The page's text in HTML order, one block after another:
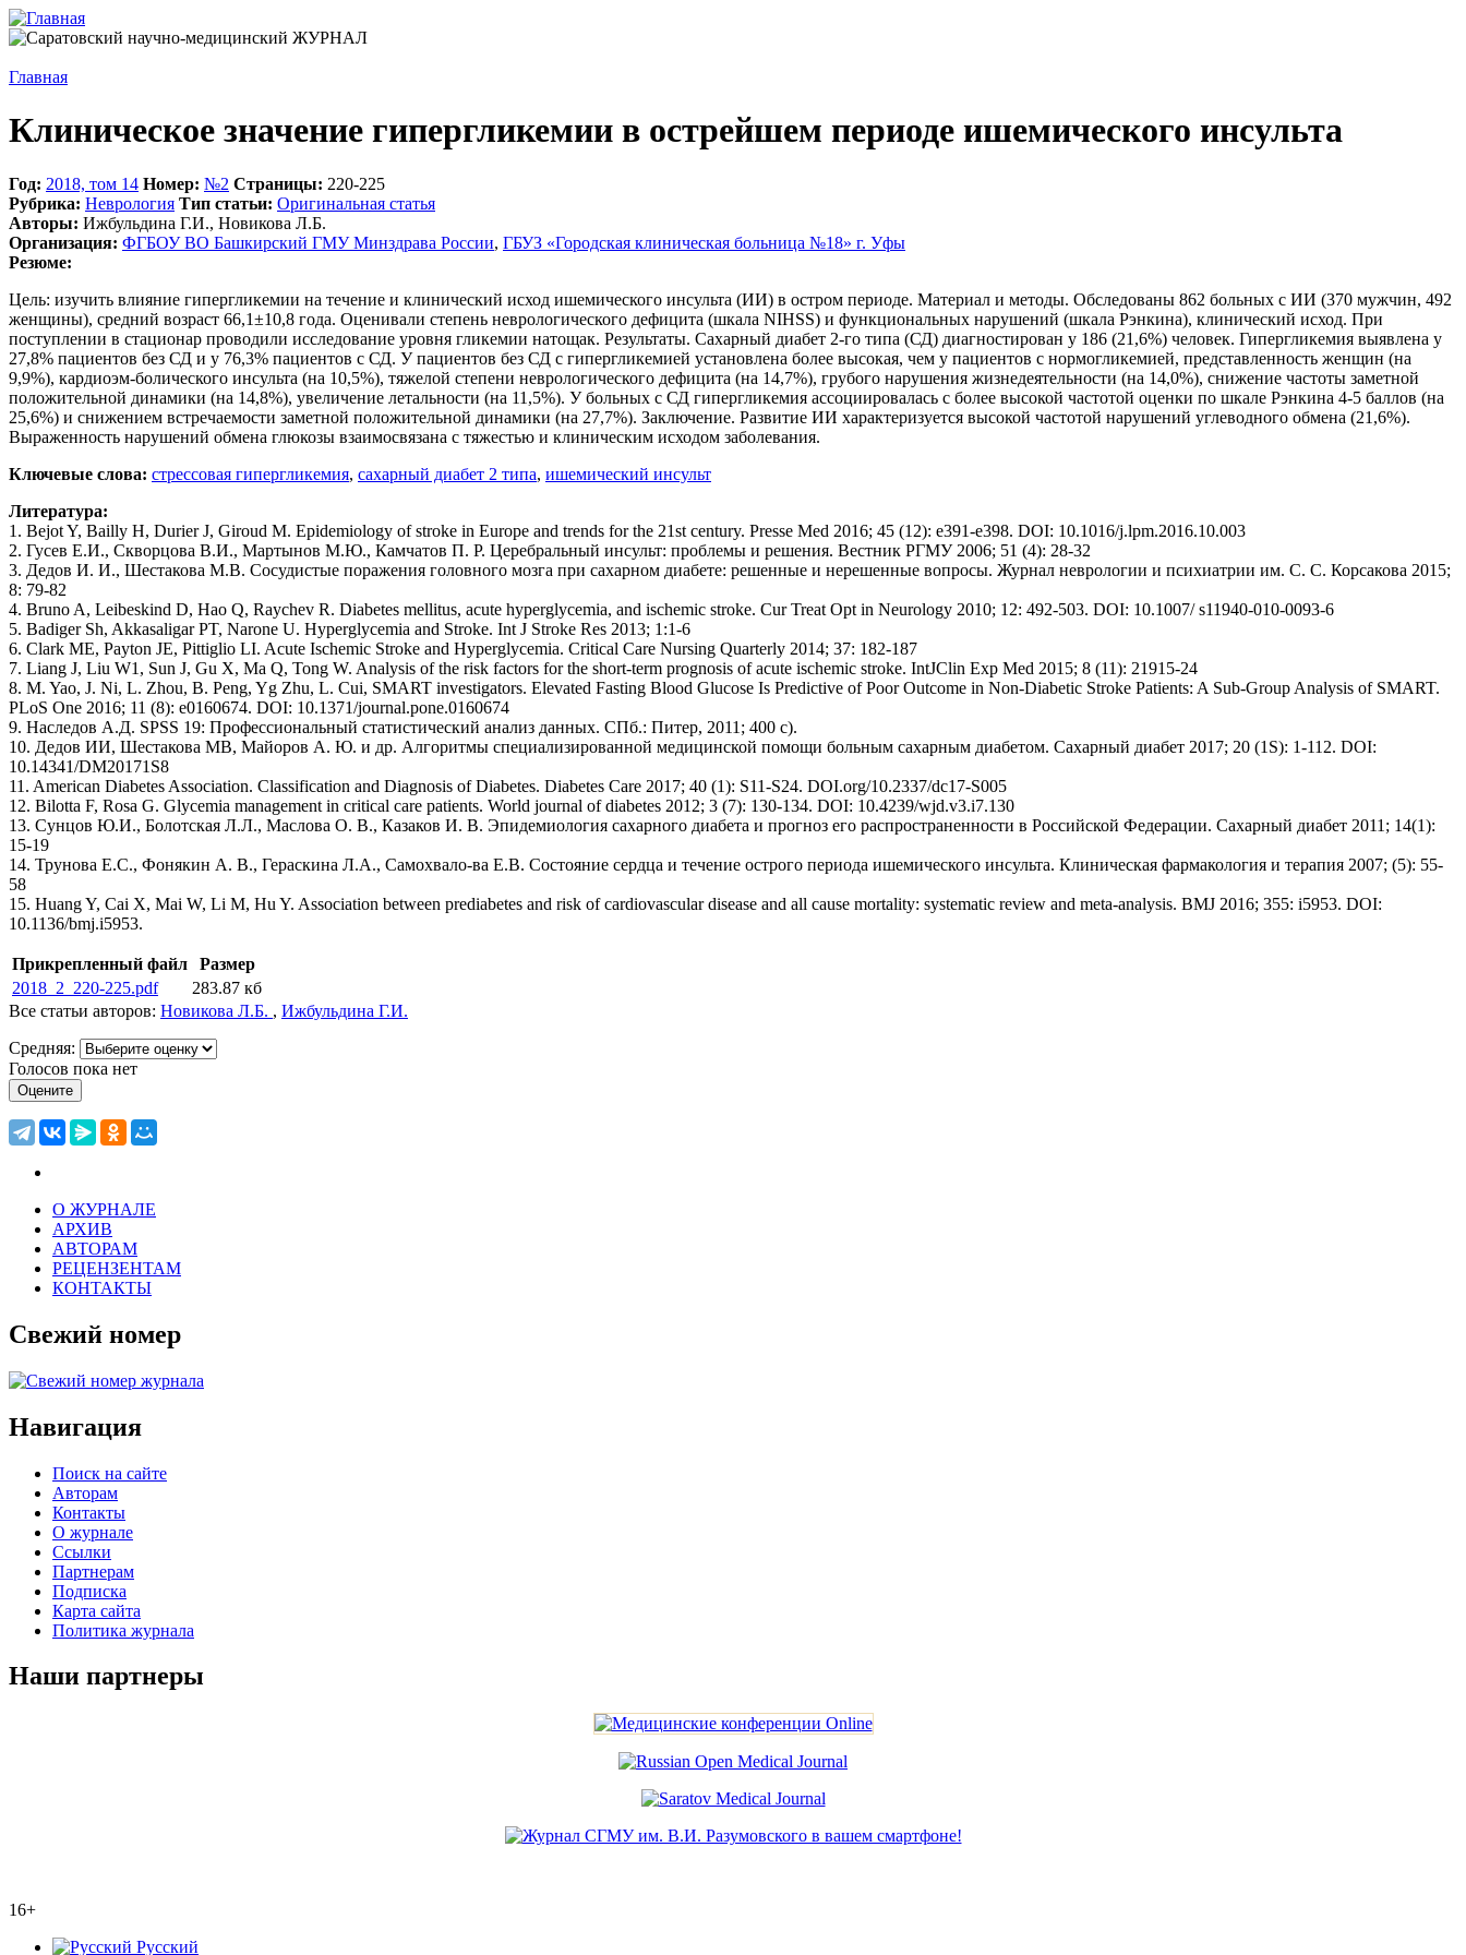
Главная
Клиническое значение гипергликемии в острейшем периоде ишемического инсульта
Год: 2018, том 14 Номер: №2 Страницы: 220-225
Рубрика: Неврология Тип статьи: Оригинальная статья
Авторы: Ижбульдина Г.И., Новикова Л.Б.
Организация: ФГБОУ ВО Башкирский ГМУ Минздрава России, ГБУЗ «Городская клиническая больница №18» г. Уфы
Резюме:
Цель: изучить влияние гипергликемии на течение и клинический исход ишемического инсульта (ИИ) в остром периоде. Материал и методы. Обследованы 862 больных с ИИ (370 мужчин, 492
женщины), средний возраст 66,1±10,8 года. Оценивали степень неврологического дефицита (шкала NIHSS) и функциональных нарушений (шкала Рэнкина), клинический исход. При
поступлении в стационар проводили исследование уровня гликемии натощак. Результаты. Сахарный диабет 2-го типа (СД) диагностирован у 186 (21,6%) человек. Гипергликемия выявлена у
27,8% пациентов без СД и у 76,3% пациентов с СД. У пациентов без СД с гипергликемией установлена более высокая, чем у пациентов с нормогликемией, представленность женщин (на
9,9%), кардиоэм-болического инсульта (на 10,5%), тяжелой степени неврологического дефицита (на 14,7%), грубого нарушения жизнедеятельности (на 14,0%), снижение частоты заметной
положительной динамики (на 14,8%), увеличение летальности (на 11,5%). У больных с СД гипергликемия ассоциировалась с более высокой частотой оценки по шкале Рэнкина 4-5 баллов (на
25,6%) и снижением встречаемости заметной положительной динамики (на 27,7%). Заключение. Развитие ИИ характеризуется высокой частотой нарушений углеводного обмена (21,6%).
Выраженность нарушений обмена глюкозы взаимосвязана с тяжестью и клиническим исходом заболевания.
Ключевые слова: стрессовая гипергликемия, сахарный диабет 2 типа, ишемический инсульт
Литература:
1. Bejot Y, Bailly H, Durier J, Giroud M. Epidemiology of stroke in Europe and trends for the 21st century. Presse Med 2016; 45 (12): e391-e398. DOI: 10.1016/j.lpm.2016.10.003
2. Гусев Е.И., Скворцова В.И., Мартынов М.Ю., Камчатов П. Р. Церебральный инсульт: проблемы и решения. Вестник РГМУ 2006; 51 (4): 28-32
3. Дедов И. И., Шестакова М.В. Сосудистые поражения головного мозга при сахарном диабете: решенные и нерешенные вопросы. Журнал неврологии и психиатрии им. С. С. Корсакова 2015;
8: 79-82
4. Bruno A, Leibeskind D, Нао Q, Raychev R. Diabetes mellitus, acute hyperglycemia, and ischemic stroke. Cur Treat Opt in Neurology 2010; 12: 492-503. DOI: 10.1007/ s11940-010-0093-6
5. Badiger Sh, Akkasaligar PT, Narone U. Hyperglycemia and Stroke. Int J Stroke Res 2013; 1:1-6
6. Clark ME, Payton JE, Pittiglio LI. Acute Ischemic Stroke and Hyperglycemia. Critical Care Nursing Quarterly 2014; 37: 182-187
7. Liang J, Liu W1, Sun J, Gu X, Ma Q, Tong W. Analysis of the risk factors for the short-term prognosis of acute ischemic stroke. IntJClin Exp Med 2015; 8 (11): 21915-24
8. M. Yao, J. Ni, L. Zhou, B. Peng, Yg Zhu, L. Cui, SMART investigators. Elevated Fasting Blood Glucose Is Predictive of Poor Outcome in Non-Diabetic Stroke Patients: A Sub-Group Analysis of SMART.
PLoS One 2016; 11 (8): e0160674. DOI: 10.1371/journal.pone.0160674
9. Наследов А.Д. SPSS 19: Профессиональный статистический анализ данных. СПб.: Питер, 2011; 400 с).
10. Дедов ИИ, Шестакова MB, Майоров А. Ю. и др. Алгоритмы специализированной медицинской помощи больным сахарным диабетом. Сахарный диабет 2017; 20 (1S): 1-112. DOI:
10.14341/DM20171S8
11. American Diabetes Association. Classification and Diagnosis of Diabetes. Diabetes Care 2017; 40 (1): S11-S24. DOI.org/10.2337/dc17-S005
12. Bilotta F, Rosa G. Glycemia management in critical care patients. World journal of diabetes 2012; 3 (7): 130-134. DOI: 10.4239/wjd.v3.i7.130
13. Сунцов Ю.И., Болотская Л.Л., Маслова О. В., Казаков И. В. Эпидемиология сахарного диабета и прогноз его распространенности в Российской Федерации. Сахарный диабет 2011; 14(1):
15-19
14. Трунова E.C., Фонякин А. В., Гераскина Л.А., Самохвало-ва Е.В. Состояние сердца и течение острого периода ишемического инсульта. Клиническая фармакология и терапия 2007; (5): 55-
58
15. Huang Y, Cai X, Mai W, Li M, Hu Y. Association between prediabetes and risk of cardiovascular disease and all cause mortality: systematic review and meta-analysis. BMJ 2016; 355: i5953. DOI:
10.1136/bmj.i5953.
Прикрепленный файл
Размер
2018_2_220-225.pdf
283.87 кб
Все статьи авторов: Новикова Л.Б. , Ижбульдина Г.И.
Средняя:
Голосов пока нет
О ЖУРНАЛЕ
АРХИВ
АВТОРАМ
РЕЦЕНЗЕНТАМ
КОНТАКТЫ
Свежий номер
Навигация
Поиск на сайте
Авторам
Контакты
О журнале
Ссылки
Партнерам
Подписка
Карта сайта
Политика журнала
Наши партнеры
16+
Русский